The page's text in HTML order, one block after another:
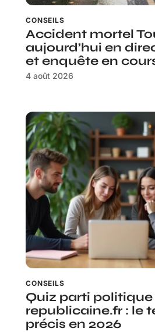
CONSEILS
Accident mortel
aujourd’hui en
et enquête en
4 août 2026
CONSEILS
Quiz parti
republicaine.fr : le
précis en 2026